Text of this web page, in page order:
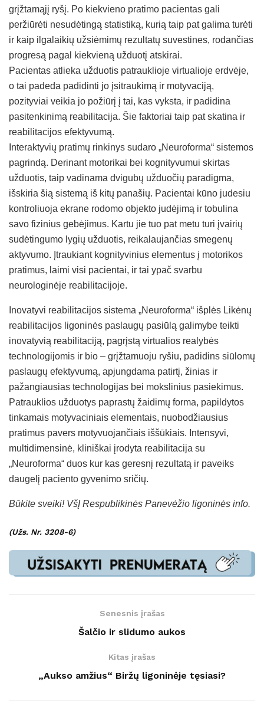
grįžtamąjį ryšį. Po kiekvieno pratimo pacientas gali
peržiūrėti nesudėtingą statistiką, kurią taip pat galima turėti
ir kaip ilgalaikių užsiėmimų rezultatų suvestines, rodančias
progresą pagal kiekvieną užduotį atskirai.
Pacientas atlieka užduotis patrauklioje virtualioje erdvėje,
o tai padeda padidinti jo įsitraukimą ir motyvaciją,
pozityviai veikia jo požiūrį į tai, kas vyksta, ir padidina
pasitenkinimą reabilitacija. Šie faktoriai taip pat skatina ir
reabilitacijos efektyvumą.
Interaktyvių pratimų rinkinys sudaro „Neuroforma“ sistemos
pagrindą. Derinant motorikai bei kognityvumui skirtas
užduotis, taip vadinama dvigubų užduočių paradigma,
išskiria šią sistemą iš kitų panašių. Pacientai kūno judesiu
kontroliuoja ekrane rodomo objekto judėjimą ir tobulina
savo fizinius gebėjimus. Kartu jie tuo pat metu turi įvairių
sudėtingumo lygių užduotis, reikalaujančias smegenų
aktyvumo. Įtraukiant kognityvinius elementus į motorikos
pratimus, laimi visi pacientai, ir tai ypač svarbu
neurologinėje reabilitacijoje.
Inovatyvi reabilitacijos sistema „Neuroforma“ išplės Likėnų
reabilitacijos ligoninės paslaugų pasiūlą galimybe teikti
inovatyvią reabilitaciją, pagrįstą virtualios realybės
technologijomis ir bio – grįžtamuoju ryšiu, padidins siūlomų
paslaugų efektyvumą, apjungdama patirtį, žinias ir
pažangiausias technologijas bei mokslinius pasiekimus.
Patrauklios užduotys paprastų žaidimų forma, papildytos
tinkamais motyvaciniais elementais, nuobodžiausius
pratimus pavers motyvuojančiais iššūkiais. Intensyvi,
multidimensinė, kliniškai įrodyta reabilitacija su
„Neuroforma“ duos kur kas geresnį rezultatą ir paveiks
daugelį paciento gyvenimo sričių.
Būkite sveiki! VšĮ Respublikinės Panevėžio ligoninės info.
(Užs. Nr. 3208-6)
Senesnis įrašas
Šalčio ir slidumo aukos
Kitas įrašas
„Aukso amžius“ Biržų ligoninėje tęsiasi?